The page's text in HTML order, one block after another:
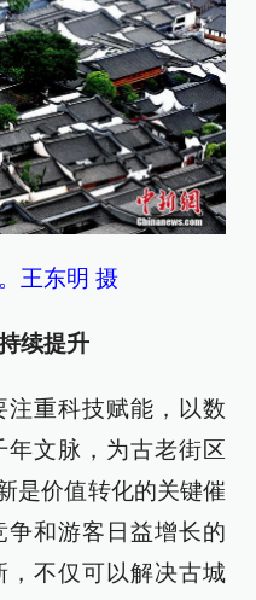
王东明 摄
续提升
注重科技赋能，以数
文脉，为古老街区
是价值转化的关键催
和游客日益增长的
，不仅可以解决古城